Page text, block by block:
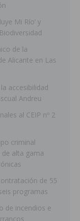
Mi Río’ y
de la
Alicante en Las
accesibilidad
Andreu
al CEIP nº 2
criminal
alta gama
de 55
programas
de incendios e